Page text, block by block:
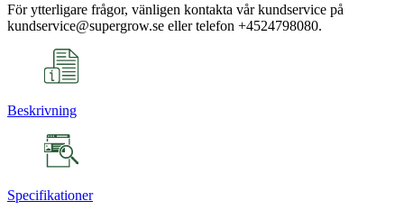
För ytterligare frågor, vänligen kontakta vår kundservice på
kundservice@supergrow.se eller telefon +4524798080.
Beskrivning
Specifikationer